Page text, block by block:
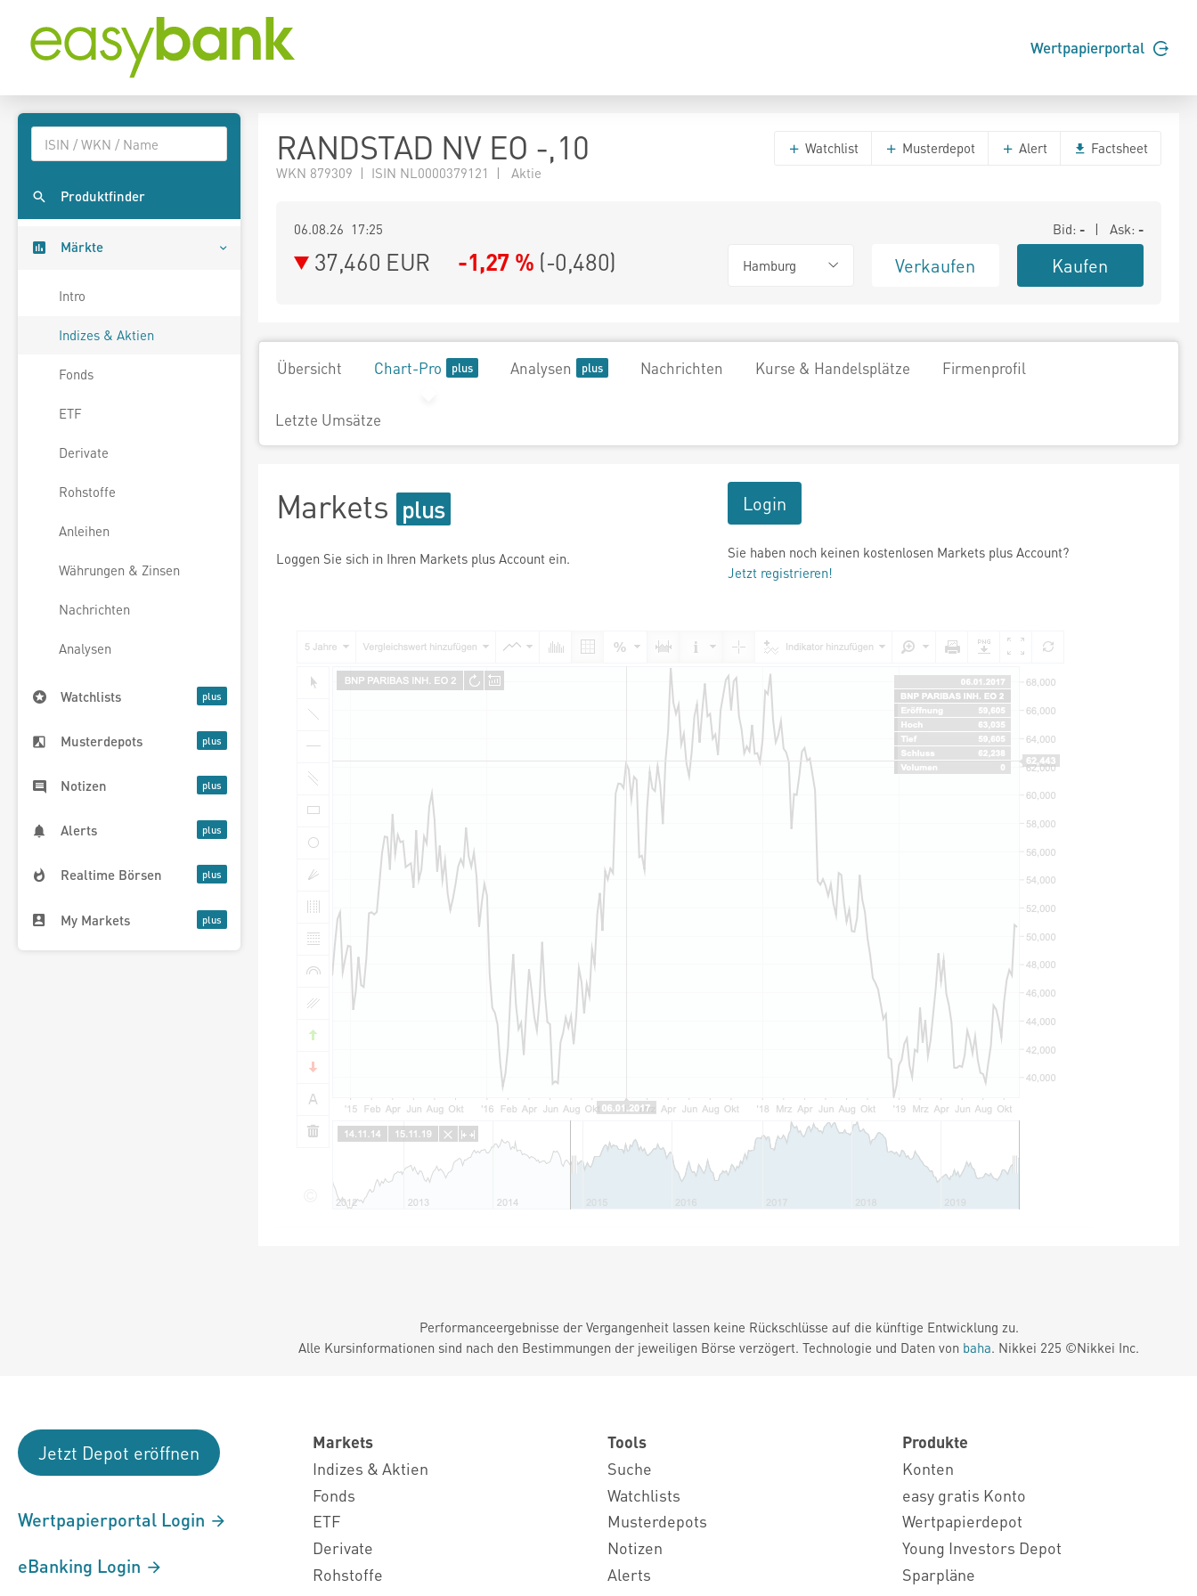
Wertpapierportal
Produktfinder
Märkte
Intro
Indizes & Aktien
Fonds
ETF
Derivate
Rohstoffe
Anleihen
Währungen & Zinsen
Nachrichten
Analysen
Watchlists
Musterdepots
Notizen
Alerts
Realtime Börsen
My Markets
RANDSTAD NV EO -,10
WKN 879309 | ISIN NL0000379121 | Aktie
Watchlist Musterdepot Alert Factsheet
06.08.26 17:25 Bid: - | Ask: -
37,460 EUR -1,27 % (-0,480) Hamburg Verkaufen Kaufen
Übersicht Chart-Pro Analysen Nachrichten Kurse & Handelsplätze Firmenprofil
Letzte Umsätze
Markets
Loggen Sie sich in Ihren Markets plus Account ein.
Login
Sie haben noch keinen kostenlosen Markets plus Account?
Jetzt registrieren!
Performanceergebnisse der Vergangenheit lassen keine Rückschlüsse auf die künftige Entwicklung zu.
Alle Kursinformationen sind nach den Bestimmungen der jeweiligen Börse verzögert. Technologie und Daten von baha. Nikkei 225 ©Nikkei Inc.
Jetzt Depot eröffnen
Wertpapierportal Login
eBanking Login
Markets
Indizes & Aktien
Fonds
ETF
Derivate
Rohstoffe
Tools
Suche
Watchlists
Musterdepots
Notizen
Alerts
Produkte
Konten
easy gratis Konto
Wertpapierdepot
Young Investors Depot
Sparpläne